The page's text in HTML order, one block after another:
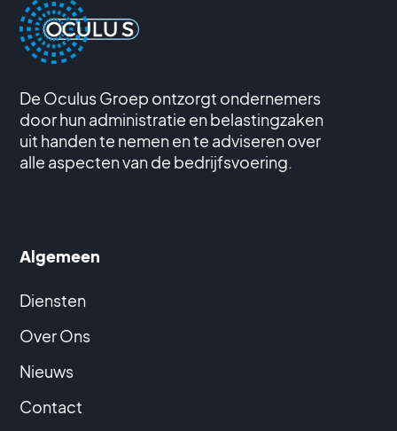
De Oculus Groep ontzorgt ondernemers
door hun administratie en belastingzaken
uit handen te nemen en te adviseren over
alle aspecten van de bedrijfsvoering.
Algemeen
Diensten
Over Ons
Nieuws
Contact